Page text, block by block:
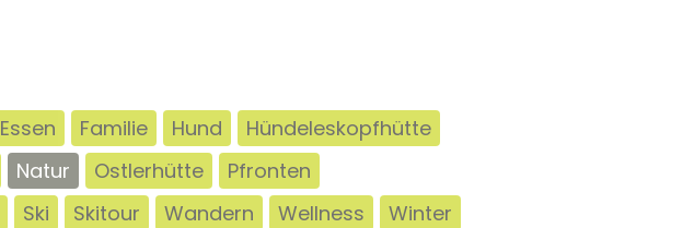
Essen Familie Hund
Hündeleskopfhütte
Natur Ostlerhütte
Pfronten
Ski Skitour Wandern Wellness Winter